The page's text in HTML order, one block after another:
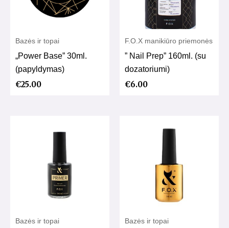
Bazės ir topai
„Power Base” 30ml.
(papyldymas)
€25.00
F.O.X manikiūro priemonės
” Nail Prep” 160ml. (su
dozatoriumi)
€6.00
Bazės ir topai Bazės ir topai